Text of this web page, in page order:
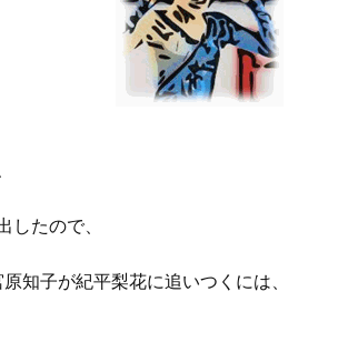
たので、
知子が紀平梨花に追いつくには、